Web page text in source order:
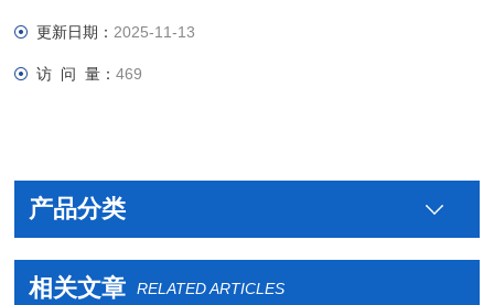
更新日期： 2025-11-13
访 问 量：469
产品分类
相关文章 RELATED ARTICLES